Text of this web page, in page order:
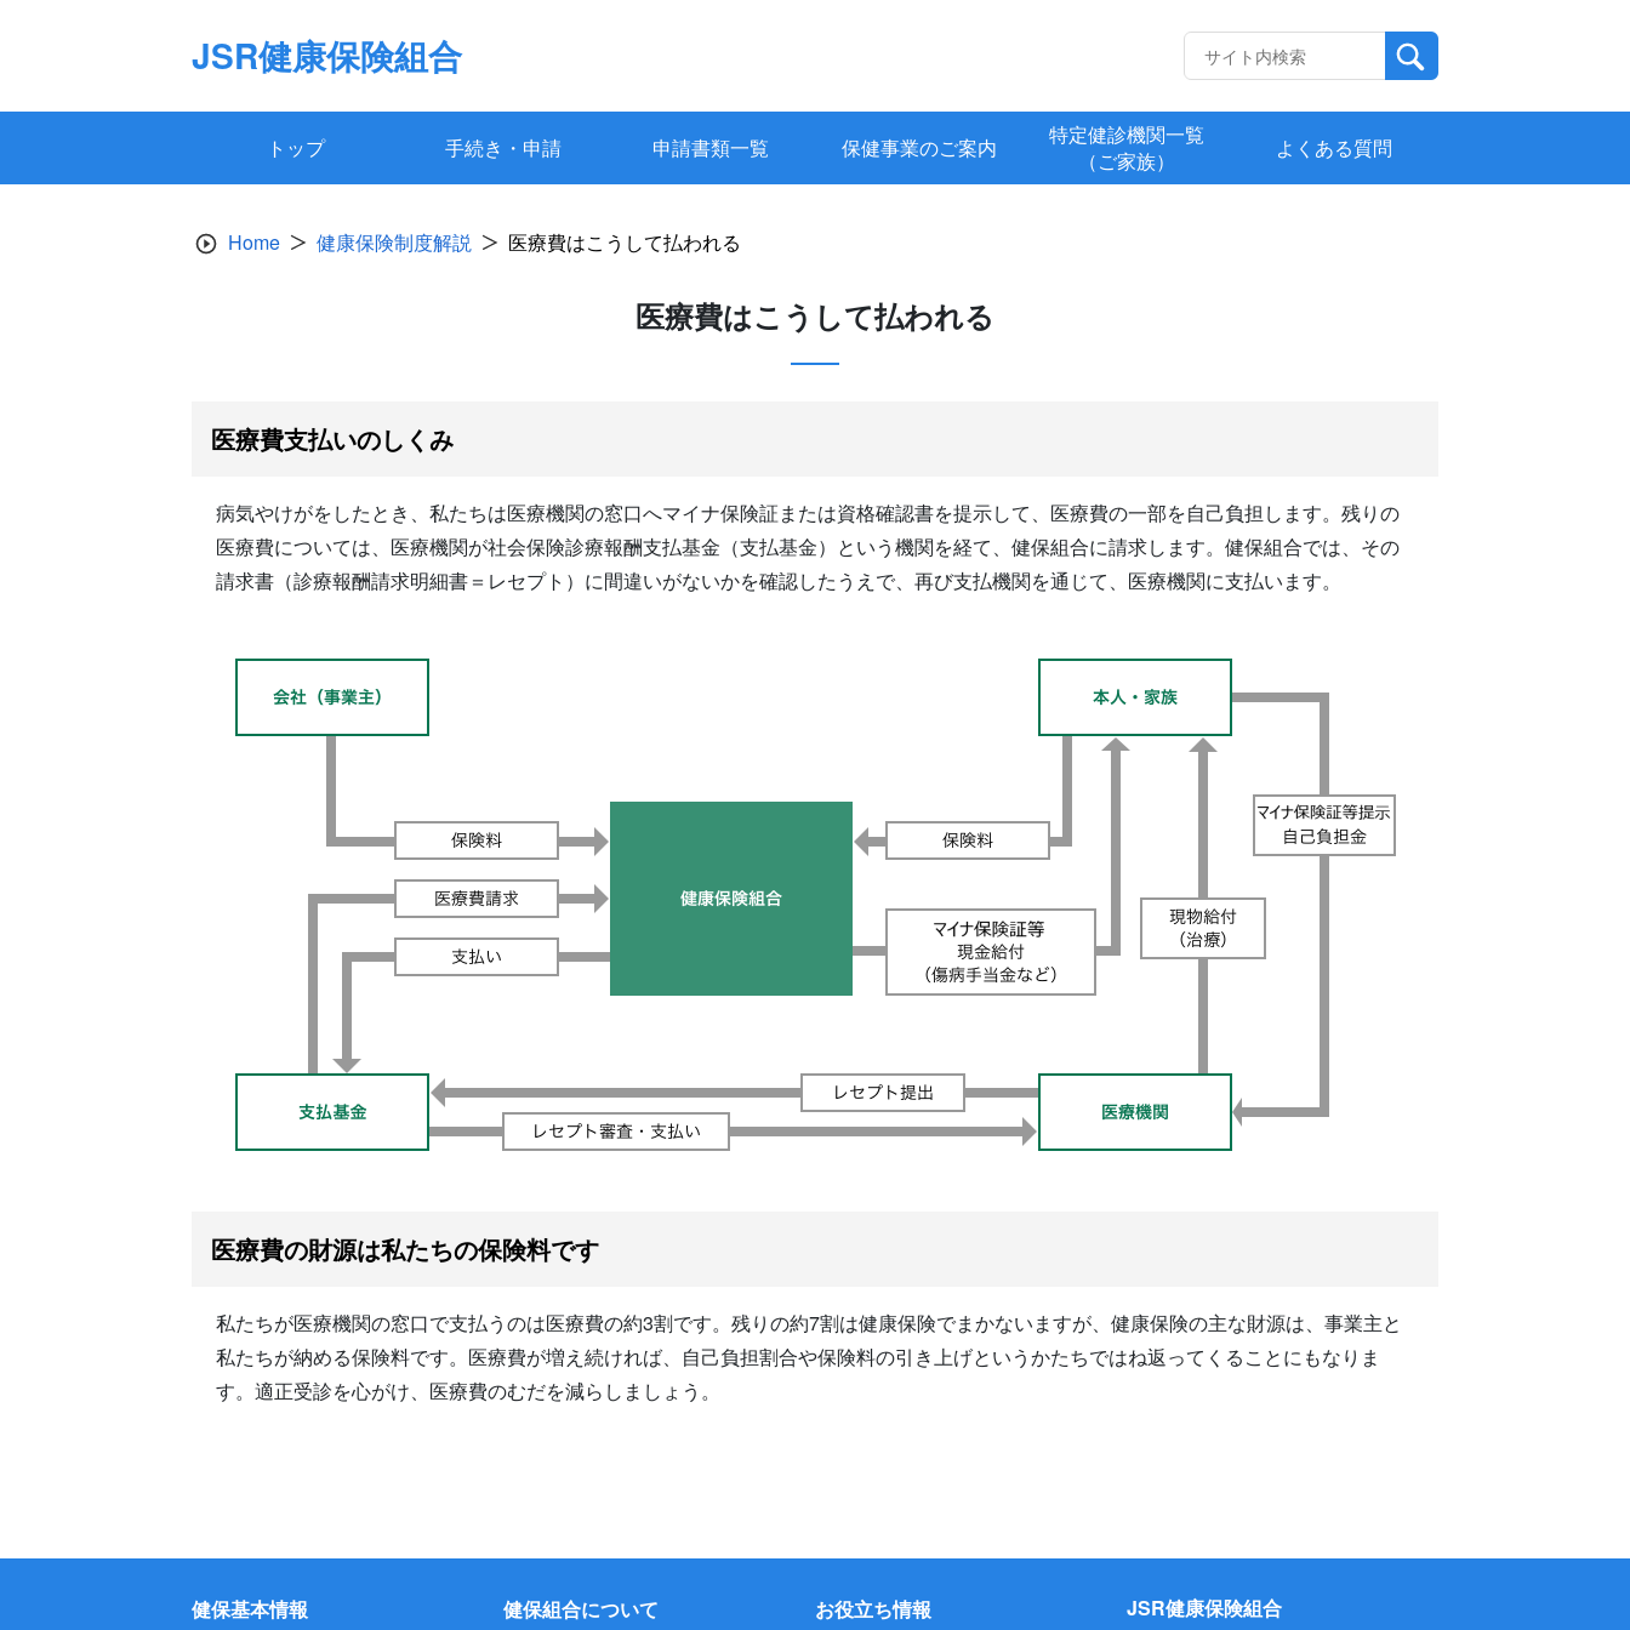
JSR健康保険組合
トップ 手続き・申請 申請書類一覧 保健事業のご案内
特定健診機関一覧
（ご家族）
よくある質問
Home 健康保険制度解説 医療費はこうして払われる
医療費はこうして払われる
医療費支払いのしくみ
病気やけがをしたとき、私たちは医療機関の窓口へマイナ保険証または資格確認書を提示して、医療費の一部を自己負担します。残りの
医療費については、医療機関が社会保険診療報酬支払基金（支払基金）という機関を経て、健保組合に請求します。健保組合では、その
請求書（診療報酬請求明細書＝レセプト）に間違いがないかを確認したうえで、再び支払機関を通じて、医療機関に支払います。
医療費の財源は私たちの保険料です
私たちが医療機関の窓口で支払うのは医療費の約3割です。残りの約7割は健康保険でまかないますが、健康保険の主な財源は、事業主と
私たちが納める保険料です。医療費が増え続ければ、自己負担割合や保険料の引き上げというかたちではね返ってくることにもなりま
す。適正受診を心がけ、医療費のむだを減らしましょう。
健保基本情報 健保組合について お役立ち情報 JSR健康保険組合